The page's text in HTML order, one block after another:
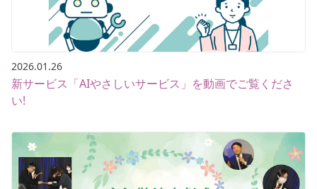
2026.01.26
新サービス「AIやさしいサービス」を動画でご覧くださ
い!